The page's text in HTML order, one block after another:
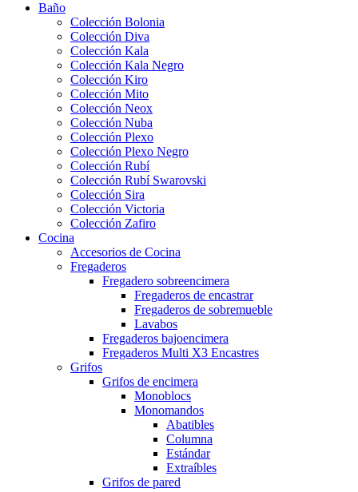
Baño
Colección Bolonia
Colección Diva
Colección Kala
Colección Kala Negro
Colección Kiro
Colección Mito
Colección Neox
Colección Nuba
Colección Plexo
Colección Plexo Negro
Colección Rubí
Colección Rubí Swarovski
Colección Sira
Colección Victoria
Colección Zafiro
Cocina
Accesorios de Cocina
Fregaderos
Fregadero sobreencimera
Fregaderos de encastrar
Fregaderos de sobremueble
Lavabos
Fregaderos bajoencimera
Fregaderos Multi X3 Encastres
Grifos
Grifos de encimera
Monoblocs
Monomandos
Abatibles
Columna
Estándar
Extraíbles
Grifos de pared